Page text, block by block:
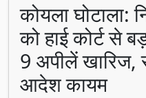
कोयला घोटाला:
को हाई कोर्ट से
9 अपीलें खारिज,
आदेश कायम